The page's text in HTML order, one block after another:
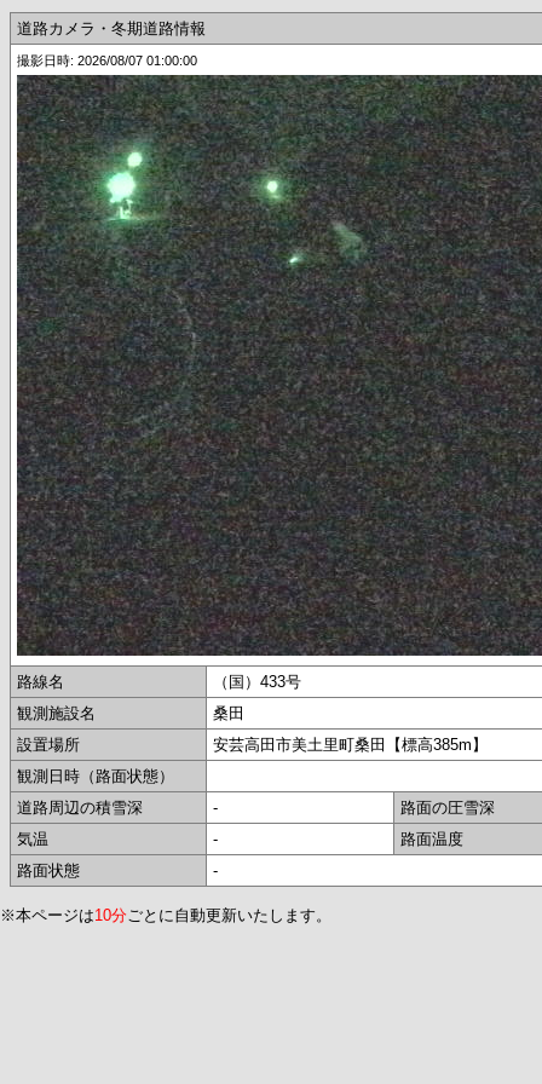
道路カメラ・冬期道路情報
撮影日時: 2026/08/07 01:00:00
路線名
（国）433号
観測施設名
桑田
設置場所
安芸高田市美土里町桑田【標高385m】
観測日時（路面状態）
道路周辺の積雪深
-
路面の圧雪深
気温
-
路面温度
路面状態
-
※本ページは10分ごとに自動更新いたします。